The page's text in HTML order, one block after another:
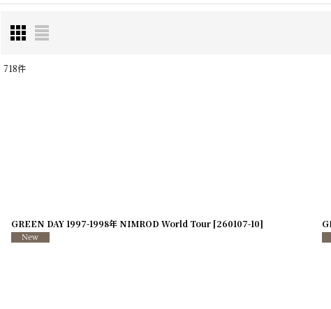
718件
GREEN DAY 1997-1998年 NIMROD World Tour [260107-10]